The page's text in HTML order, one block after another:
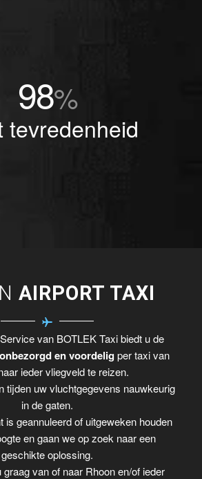
98%
tevredenheid
AIRPORT TAXI
van BOTLEK Taxi biedt u de
onbezorgd en voordelig per taxi van
ieder vliegveld te reizen.
tijden uw vluchtgegevens nauwkeurig
in de gaten.
is geannuleerd of uitgeweken houden
en gaan we op zoek naar een
geschikte oplossing.
van of naar Rhoon en/of ieder